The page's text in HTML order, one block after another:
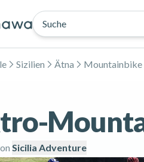
Suche
Sizilien Ätna Mountainbike
Sicilia Adventure